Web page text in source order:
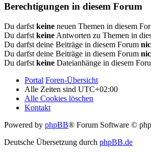
Berechtigungen in diesem Forum
Du darfst keine neuen Themen in diesem
Du darfst keine Antworten zu Themen in
Du darfst deine Beiträge in diesem Forum
Du darfst deine Beiträge in diesem Forum
Du darfst keine Dateianhänge in diesem
Portal Foren-Übersicht
Alle Zeiten sind UTC+02:00
Alle Cookies löschen
Kontakt
Powered by phpBB® Forum Software ©
Deutsche Übersetzung durch phpBB.de